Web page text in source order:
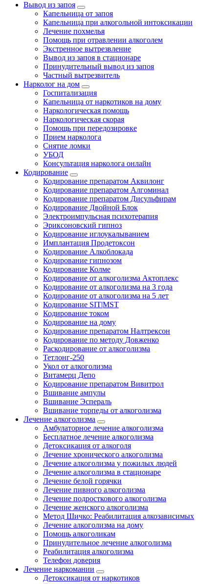
Вывод из запоя
Капельница от запоя
Капельница при алкогольной интоксикации
Лечение похмелья
Помощь при отравлении алкоголем
Экстренное вытрезвление
Вывод из запоя в стационаре
Принудительный вывод из запоя
Частный вытрезвитель
Нарколог на дом
Госпитализация
Капельница от наркотиков на дому
Наркологическая помощь
Наркологическая скорая
Помощь при передозировке
Прием нарколога
Снятие ломки
УБОД
Консультация нарколога онлайн
Кодирование
Кодирование препаратом Аквилонг
Кодирование препаратом Алгоминал
Кодирование препаратом Дисульфирам
Кодирование Двойной Блок
Электроимпульсная психотерапия
Эриксоновский гипноз
Кодирование иглоукалыванием
Имплантация Продетоксон
Кодирование Алкоблокада
Кодирование гипнозом
Кодирование Колме
Кодирование от алкоголизма Актоплекс
Кодирование от алкоголизма на 3 года
Кодирование от алкоголизма на 5 лет
Кодирование SIT|MST
Кодирование током
Кодирование на дому
Кодирование препаратом Налтрексон
Кодирование по методу Довженко
Раскодирование от алкоголизма
Тетлонг-250
Укол от алкоголизма
Витамерц Депо
Кодирование препаратом Вивитрол
Вшивание ампулы
Вшивание Эспераль
Вшивание торпеды от алкоголизма
Лечение алкоголизма
Амбулаторное лечение алкоголизма
Бесплатное лечение алкоголизма
Детоксикация от алкоголя
Лечение хронического алкоголизма
Лечение алкоголизма у пожилых людей
Лечение алкоголизма в стационаре
Лечение белой горячки
Лечение пивного алкоголизма
Лечение подросткового алкоголизма
Лечение женского алкоголизма
Метод Шичко: Реабилитация алкозависимых
Лечение алкоголизма на дому
Помощь алкоголикам
Принудительное лечение алкоголизма
Реабилитация алкоголизма
Телефон доверия
Лечение наркомании
Детоксикация от наркотиков